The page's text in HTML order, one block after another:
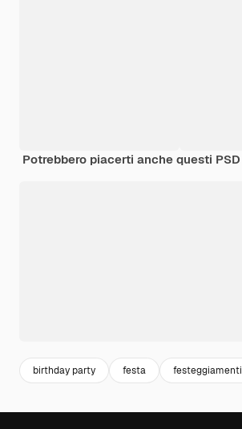
Potrebbero piacerti anche questi PSD
birthday party festa festeggiamenti